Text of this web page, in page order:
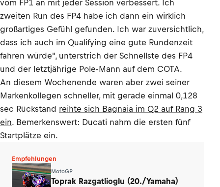
vom FP1 an mit jeder Session verbessert. Ich
zweiten Run des FP4 habe ich dann ein wirklich
großartiges Gefühl gefunden. Ich war zuversichtlich,
dass ich auch im Qualifying eine gute Rundenzeit
fahren würde", unterstrich der Schnellste des FP4
und der letztjährige Pole-Mann auf dem COTA.
An diesem Wochenende waren aber zwei seiner
Markenkollegen schneller, mit gerade einmal 0,128
sec Rückstand reihte sich Bagnaia im Q2 auf Rang 3
ein. Bemerkenswert: Ducati nahm die ersten fünf
Startplätze ein.
Empfehlungen
MotoGP
Toprak Razgatlioglu (20./Yamaha)